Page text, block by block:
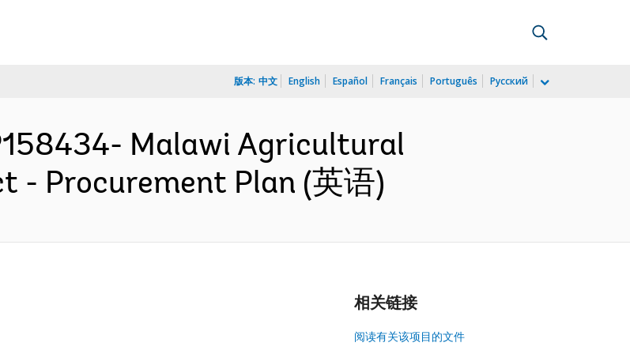
版本: 中文 English Español Français Português Русский
Malawi Agricultural
- Procurement Plan (英语)
相关链接
阅读有关该项目的文件